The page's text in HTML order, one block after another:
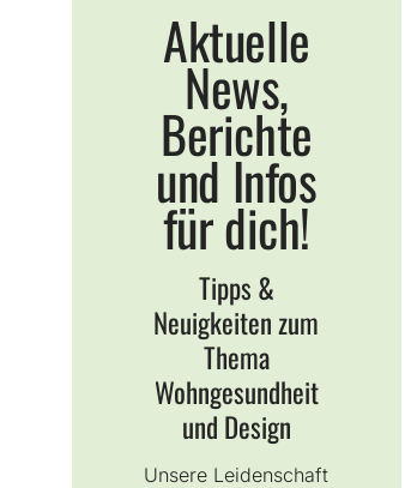
Aktuelle
News,
Berichte
und Infos
für dich!
Tipps &
Neuigkeiten zum
Thema
Wohngesundheit
und Design
Unsere Leidenschaft